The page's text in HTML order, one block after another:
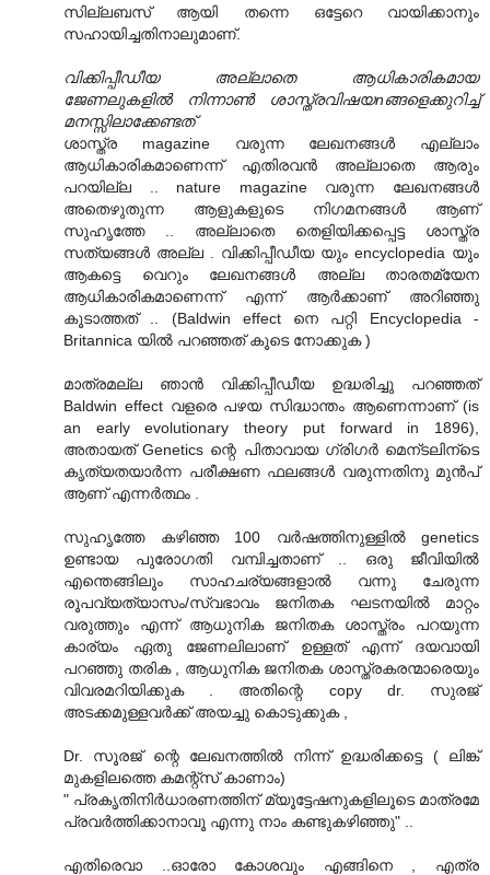
സില്ലബസ് ആയി തന്നെ ഒട്ടേറെ വായിക്കാനും
സഹായിച്ചതിനാലുമാണ്.
വിക്കിപ്പീഡീയ അല്ലാതെ ആധികാരികമായ
ജേണലുകളിൽ നിന്നാൺ ശാസ്ത്രവിഷയnങ്ങളെക്കുറിച്ച്
മനസ്സിലാക്കേണ്ടത്
ശാസ്ത്ര magazine വരുന്ന ലേഖനങ്ങള്‍ എല്ലാം
ആധികാരികമാണെന്ന് എതിരവന്‍ അല്ലാതെ ആരും
പറയില്ല .. nature magazine വരുന്ന ലേഖനങ്ങള്‍
അതെഴുതുന്ന ആളുകളുടെ നിഗമനങ്ങള്‍ ആണ്
സുഹൃത്തേ .. അല്ലാതെ തെളിയിക്കപ്പെട്ട ശാസ്ത്ര
സത്യങ്ങള്‍ അല്ല . വിക്കിപ്പീഡീയ യും encyclopedia യും
ആകട്ടെ വെറും ലേഖനങ്ങള്‍ അല്ല താരതമ്യേന
ആധികാരികമാണെന്ന് എന്ന് ആര്‍ക്കാണ് അറിഞ്ഞു
കൂടാത്തത് .. (Baldwin effect നെ പറ്റി Encyclopedia -
Britannica യില്‍ പറഞ്ഞത് കൂടെ നോക്കുക )
മാത്രമല്ല ഞാന്‍ വിക്കിപ്പീഡീയ ഉദ്ധരിച്ചു പറഞ്ഞത്
Baldwin effect വളരെ പഴയ സിദ്ധാന്തം ആണെന്നാണ് (is
an early evolutionary theory put forward in 1896),
അതായത് Genetics ന്റെ പിതാവായ ഗ്രിഗര്‍ മെന്ടലിന്ടെ
കൃത്യതയാര്‍ന്ന പരീക്ഷണ ഫലങ്ങള്‍ വരുന്നതിനു മുന്‍പ്
ആണ് എന്നര്‍ത്ഥം .
സുഹൃത്തേ കഴിഞ്ഞ 100 വര്‍ഷത്തിനുള്ളില്‍ genetics
ഉണ്ടായ പുരോഗതി വമ്പിച്ചതാണ് .. ഒരു ജീവിയില്‍
എന്തെങ്ങിലും സാഹചര്യങ്ങളാൽ വന്നു ചേരുന്ന
രൂപവ്യത്യാസം/സ്വഭാവം ജനിതക ഘടനയില്‍ മാറ്റം
വരുത്തും എന്ന് ആധുനിക ജനിതക ശാസ്ത്രം പറയുന്ന
കാര്യം ഏതു ജേണലിലാണ് ഉള്ളത്‌ എന്ന് ദയവായി
പറഞ്ഞു തരിക , ആധുനിക ജനിതക ശാസ്ത്രകരന്മാരെയും
വിവരമറിയിക്കുക . അതിന്റെ copy dr. സുരജ്
അടക്കമുള്ളവര്‍ക്ക് അയച്ചു കൊടുക്കുക ,
Dr. സൂരജ് ന്റെ ലേഖനത്തില്‍ നിന്ന് ഉദ്ധരിക്കട്ടെ ( ലിങ്ക്
മുകളിലത്തെ കമന്റ്സ് കാണാം)
" പ്രകൃതിനിര്‍ധാരണത്തിന് മ്യൂട്ടേഷനുകളിലൂടെ മാത്രമേ
പ്രവര്‍ത്തിക്കാനാവൂ എന്നു നാം കണ്ടുകഴിഞ്ഞു" ..
എതിരെവാ ..ഓരോ കോശവും എങ്ങിനെ , എത്ര